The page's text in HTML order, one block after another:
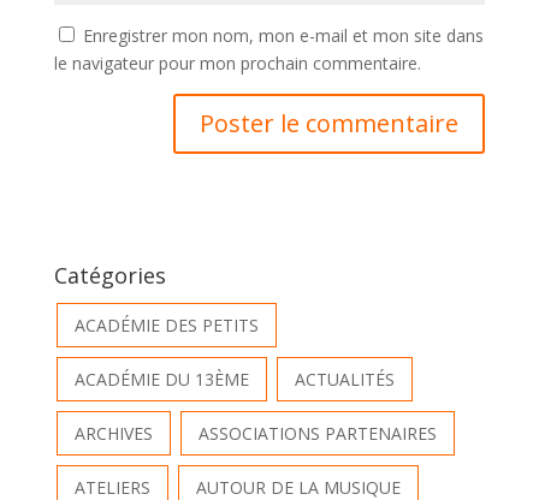
Enregistrer mon nom, mon e-mail et mon site dans
le navigateur pour mon prochain commentaire.
Catégories
ACADÉMIE DES PETITS
ACADÉMIE DU 13ÈME ACTUALITÉS
ARCHIVES ASSOCIATIONS PARTENAIRES
ATELIERS AUTOUR DE LA MUSIQUE